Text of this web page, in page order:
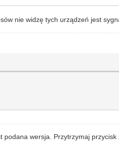
nie widzę tych urządzeń jest
wersja. Przytrzymaj